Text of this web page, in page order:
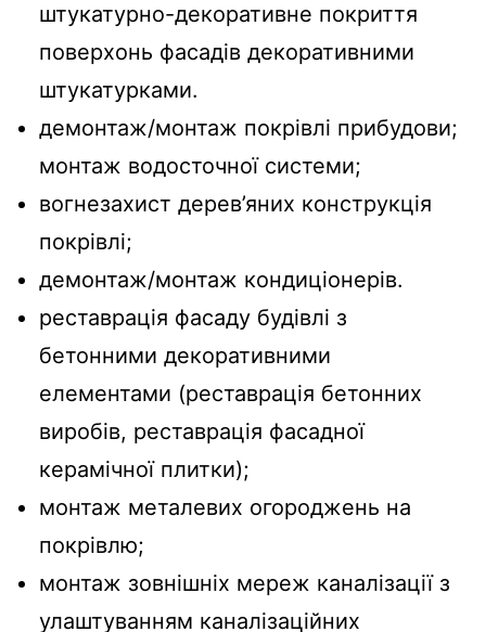
штукатурно-декоративне покриття
поверхонь фасадів декоративними
штукатурками.
демонтаж/монтаж покрівлі прибудови;
монтаж водосточної системи;
вогнезахист дерев’яних конструкція
покрівлі;
демонтаж/монтаж кондиціонерів.
реставрація фасаду будівлі з
бетонними декоративними
елементами (реставрація бетонних
виробів, реставрація фасадної
керамічної плитки);
монтаж металевих огороджень на
покрівлю;
монтаж зовнішніх мереж каналізації з
улаштуванням каналізаційних